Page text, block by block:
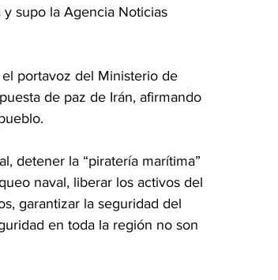
supo la Agencia Noticias
portavoz del Ministerio de
de paz de Irán, afirmando
detener la “piratería marítima”
naval, liberar los activos del
garantizar la seguridad del
en toda la región no son